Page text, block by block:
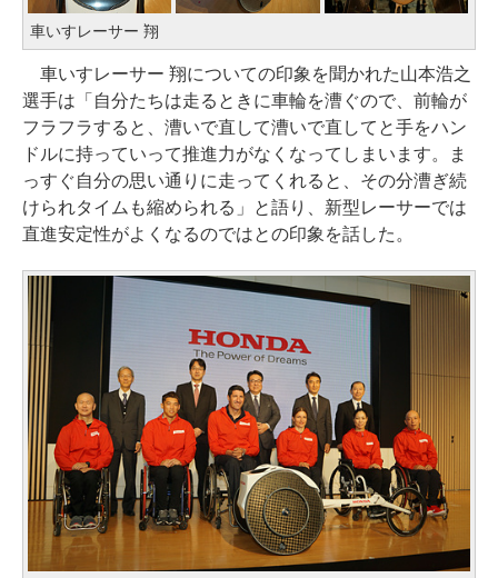
車いすレーサー 翔
車いすレーサー 翔についての印象を聞かれた山本浩之
選手は「自分たちは走るときに車輪を漕ぐので、前輪が
フラフラすると、漕いで直して漕いで直してと手をハン
ドルに持っていって推進力がなくなってしまいます。ま
っすぐ自分の思い通りに走ってくれると、その分漕ぎ続
けられタイムも縮められる」と語り、新型レーサーでは
直進安定性がよくなるのではとの印象を話した。